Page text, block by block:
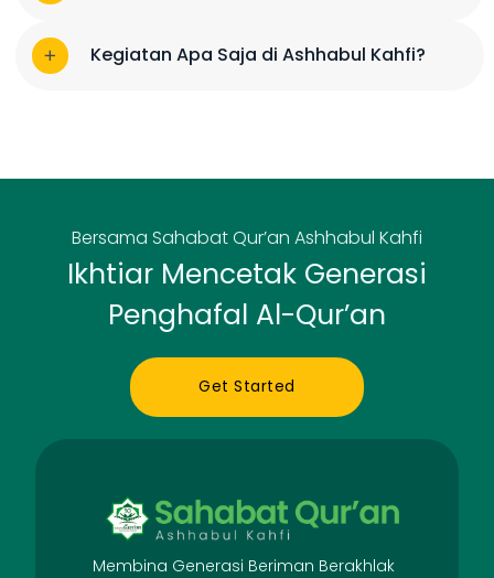
Kegiatan Apa Saja di Ashhabul Kahfi?
Bersama Sahabat Qur’an Ashhabul Kahfi
Ikhtiar Mencetak Generasi
Penghafal Al-Qur’an
Get Started
Membina Generasi Beriman Berakhlak